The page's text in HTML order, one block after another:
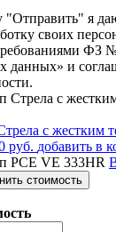
я
своих
ФЗ
данных» и
с жестким
руб. добавить в
стоимость